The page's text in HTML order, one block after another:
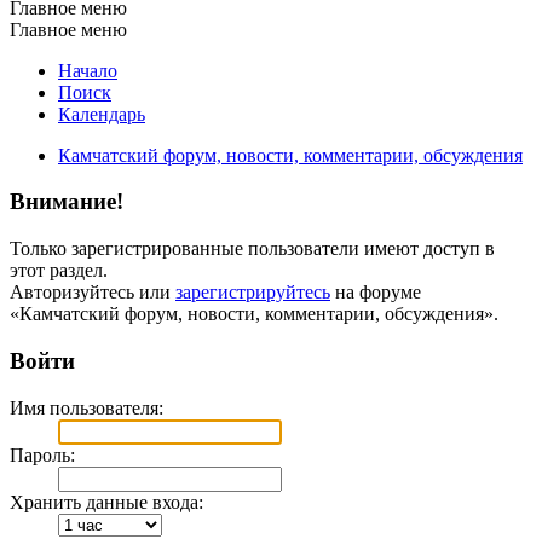
Главное меню
Главное меню
Начало
Поиск
Календарь
Камчатский форум, новости, комментарии, обсуждения
Внимание!
Только зарегистрированные пользователи имеют доступ в
этот раздел.
Авторизуйтесь или зарегистрируйтесь на форуме
«Камчатский форум, новости, комментарии, обсуждения».
Войти
Имя пользователя:
Пароль:
Хранить данные входа: